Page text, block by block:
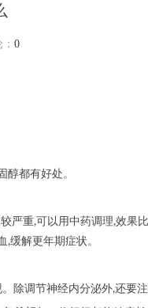
0
醇都有好处。
严重,可以用中药调理,效果
缓解更年期症状。
除调节神经内分泌外,还要注